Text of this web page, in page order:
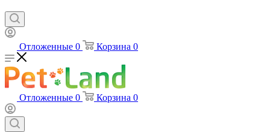
Отложенные 0 Корзина 0
Отложенные 0 Корзина 0